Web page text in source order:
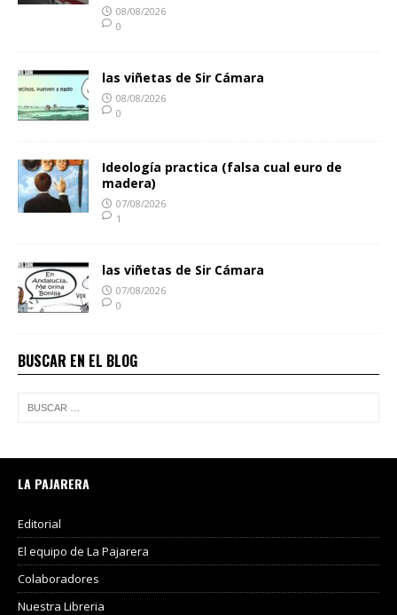
08/08/2026
0
las viñetas de Sir Cámara
08/08/2026
0
Ideología practica (falsa cual euro de
madera)
07/08/2026
1
las viñetas de Sir Cámara
07/08/2026
0
BUSCAR EN EL BLOG
LA PAJARERA
Editorial
El equipo de La Pajarera
Colaboradores
Nuestra Libreria